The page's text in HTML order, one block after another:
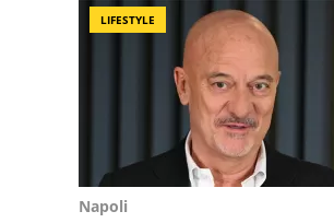
LIFESTYLE
Napoli